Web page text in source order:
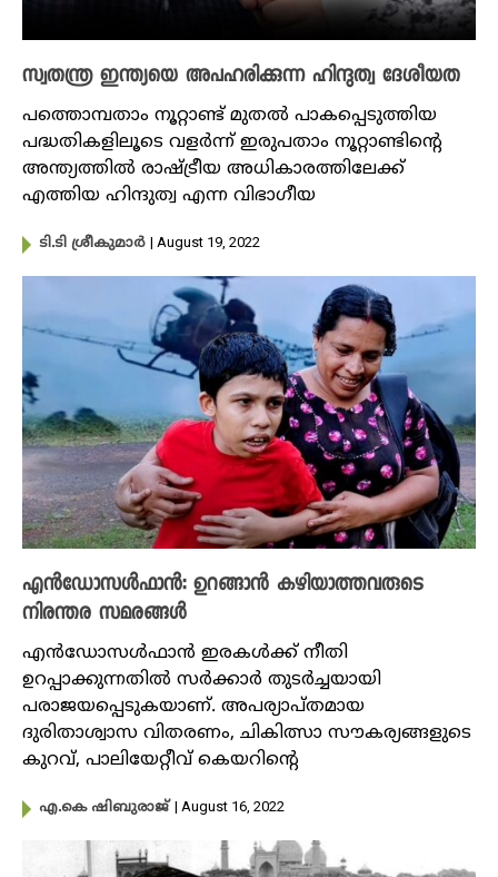
സ്വതന്ത്ര ഇന്ത്യയെ അപഹരിക്കുന്ന ‌​​​ഹിന്ദുത്വ ദേശീയത
പത്തൊമ്പതാം നൂറ്റാണ്ട് മുതൽ പാകപ്പെടുത്തിയ
പദ്ധതികളിലൂടെ വളർന്ന് ഇരുപതാം നൂറ്റാണ്ടിന്റെ
അന്ത്യത്തിൽ രാഷ്ട്രീയ അധികാരത്തിലേക്ക്
എത്തിയ ഹിന്ദുത്വ എന്ന വിഭാഗീയ
ടി.ടി ശ്രീകുമാർ | August 19, 2022
എൻഡോസൾഫാൻ: ഉറങ്ങാൻ കഴിയാത്തവരുടെ
നിരന്തര സമരങ്ങൾ
എൻഡോസൾഫാൻ ഇരകൾക്ക് നീതി
ഉറപ്പാക്കുന്നതിൽ സർക്കാർ തുടർച്ചയായി
പരാജയപ്പെടുകയാണ്. അപര്യാപ്തമായ
ദുരിതാശ്വാസ വിതരണം, ചികിത്സാ സൗകര്യങ്ങളുടെ
കുറവ്, പാലിയേറ്റീവ് കെയറിന്റെ
എ.കെ ഷിബുരാജ് | August 16, 2022